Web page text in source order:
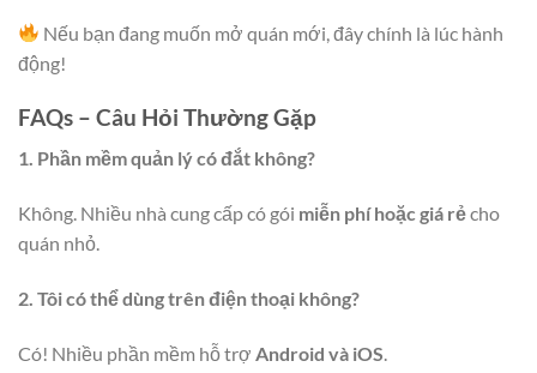
Nếu bạn đang muốn mở quán mới, đây chính là lúc hành
động!
FAQs – Câu Hỏi Thường Gặp
1. Phần mềm quản lý có đắt không?
Không. Nhiều nhà cung cấp có gói miễn phí hoặc giá rẻcho
quán nhỏ.
2. Tôi có thể dùng trên điện thoại không?
Có! Nhiều phần mềm hỗ trợ Android và iOS